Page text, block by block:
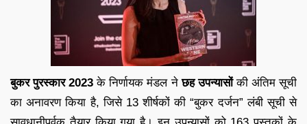
बुकर पुरस्कार 2023 के निर्णायक मंडल नेछह उपन्यासोंकी अंतिम सूची
का अनावरण किया है, जिसे 13 शीर्षकों की “बुकर दर्जन” लंबी सूची से